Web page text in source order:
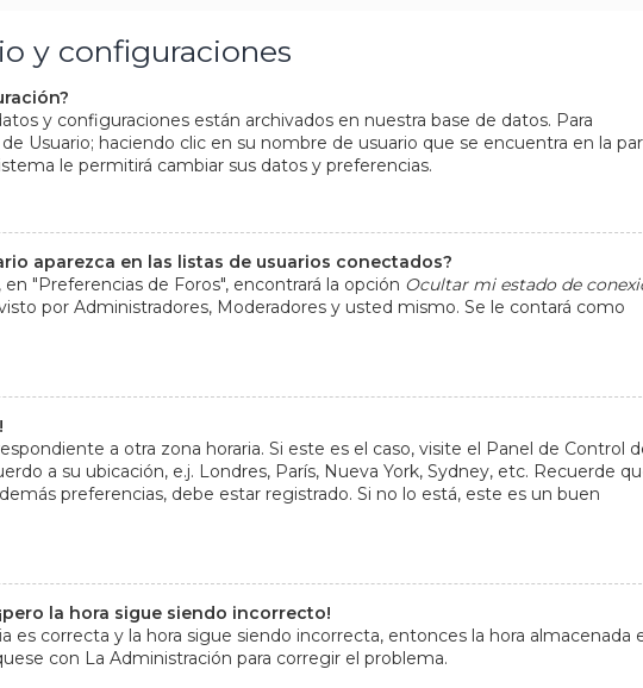
y configuraciones
y configuraciones están archivados en nuestra base de datos. Para
Usuario; haciendo clic en su nombre de usuario que se encuentra en la
le permitirá cambiar sus datos y preferencias.
aparezca en las listas de usuarios conectados?
"Preferencias de Foros", encontrará la opción Ocultar mi estado de
por Administradores, Moderadores y usted mismo. Se le contará como
a otra zona horaria. Si este es el caso, visite el Panel de Control
a su ubicación, e.j. Londres, París, Nueva York, Sydney, etc. Recuerde
preferencias, debe estar registrado. Si no lo está, este es un buen
la hora sigue siendo incorrecto!
es correcta y la hora sigue siendo incorrecta, entonces la hora almacenada
con La Administración para corregir el problema.